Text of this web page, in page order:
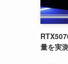
量を実